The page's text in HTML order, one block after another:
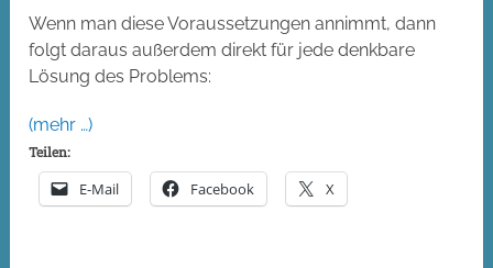
Wenn man diese Voraussetzungen annimmt, dann
folgt daraus außerdem direkt für jede denkbare
Lösung des Problems:
(mehr …)
Teilen:
E-Mail Facebook X